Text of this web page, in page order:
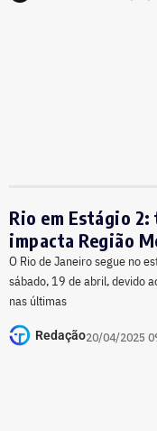
Rio em Estágio
impacta Região
O Rio de Janeiro segue no
sábado, 19 de abril, devido
nas últimas
Redação20/04/2025